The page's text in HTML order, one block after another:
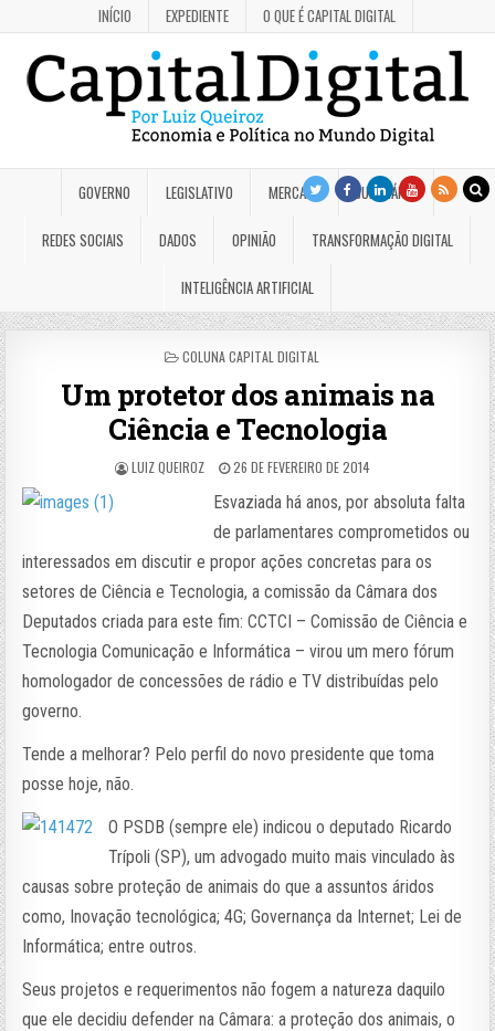
INÍCIO EXPEDIENTE O QUE É CAPITAL DIGITAL
GOVERNO LEGISLATIVO MERCADO JUDICIÁRIO
REDES SOCIAIS DADOS OPINIÃO TRANSFORMAÇÃO DIGITAL
INTELIGÊNCIA ARTIFICIAL
POSTED
COLUNA CAPITAL DIGITAL
Um protetor dos animais na
Ciência e Tecnologia
LUIZ QUEIROZ 26 DE FEVEREIRO DE 2014
Esvaziada há anos, por absoluta falta
de parlamentares comprometidos ou
interessados em discutir e propor ações concretas para os
setores de Ciência e Tecnologia, a comissão da Câmara dos
Deputados criada para este fim: CCTCI – Comissão de Ciência e
Tecnologia Comunicação e Informática – virou um mero fórum
homologador de concessões de rádio e TV distribuídas pelo
governo.
Tende a melhorar? Pelo perfil do novo presidente que toma
posse hoje, não.
O PSDB (sempre ele) indicou o deputado Ricardo
Trípoli (SP), um advogado muito mais vinculado às
causas sobre proteção de animais do que a assuntos áridos
como, Inovação tecnológica; 4G; Governança da Internet; Lei de
Informática; entre outros.
Seus projetos e requerimentos não fogem a natureza daquilo
que ele decidiu defender na Câmara: a proteção dos animais, o